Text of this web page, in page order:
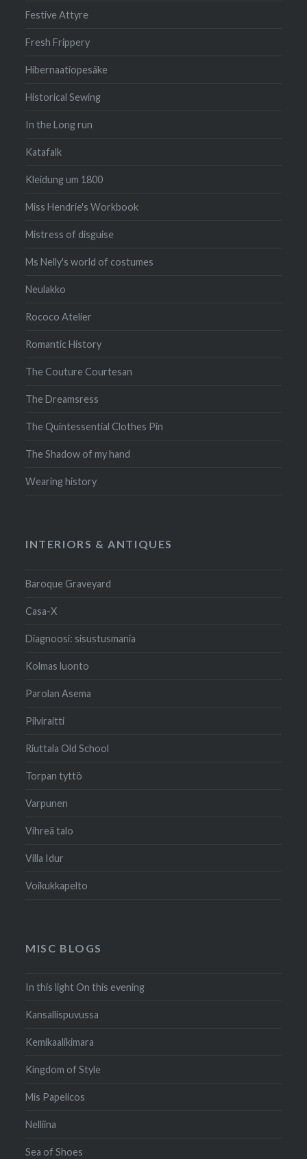
Festive Attyre
Fresh Frippery
Hibernaatiopesäke
Historical Sewing
In the Long run
Katafalk
Kleidung um 1800
Miss Hendrie's Workbook
Mistress of disguise
Ms Nelly's world of costumes
Neulakko
Rococo Atelier
Romantic History
The Couture Courtesan
The Dreamsress
The Quintessential Clothes Pin
The Shadow of my hand
Wearing history
INTERIORS & ANTIQUES
Baroque Graveyard
Casa-X
Diagnoosi: sisustusmania
Kolmas luonto
Parolan Asema
Pilviraitti
Riuttala Old School
Torpan tyttö
Varpunen
Vihreä talo
Villa Idur
Voikukkapelto
MISC BLOGS
In this light On this evening
Kansallispuvussa
Kemikaalikimara
Kingdom of Style
Mis Papelicos
Nelliina
Sea of Shoes